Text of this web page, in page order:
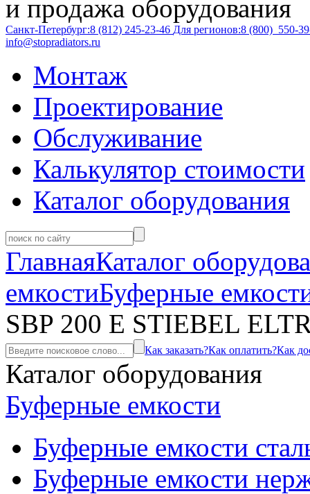
и продажа оборудования
Санкт-Петербург:8 (812) 245-23-46 Для регионов:8 (800) 550-
info@stopradiators.ru
Монтаж
Проектирование
Обслуживание
Калькулятор стоимости
Каталог оборудования
ГлавнаяКаталог
емкостиБуферные
SBP 200 E STIEBEL
Как заказать?Как оплатить?Как
Каталог оборудования
Буферные емкости
Буферные емкости
Буферные емкости